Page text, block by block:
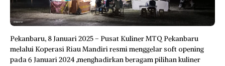
Pekanbaru, 8 Januari 2025 – Pusat Kuliner MTQ Pekanbaru
melalui Koperasi Riau Mandiri resmi menggelar soft opening
pada 6 Januari 2024 ,menghadirkan beragam pilihan kuliner